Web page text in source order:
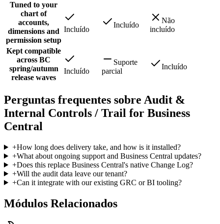
Tuned to your
chart of
accounts,
dimensions and
permission setup
Incluído
Incluído
Não
incluído
Kept compatible
across BC
spring/autumn
release waves
Incluído
Suporte
parcial
Incluído
Perguntas frequentes sobre Audit &
Internal Controls / Trail for Business
Central
+How long does delivery take, and how is it installed?
+What about ongoing support and Business Central updates?
+Does this replace Business Central's native Change Log?
+Will the audit data leave our tenant?
+Can it integrate with our existing GRC or BI tooling?
Módulos Relacionados